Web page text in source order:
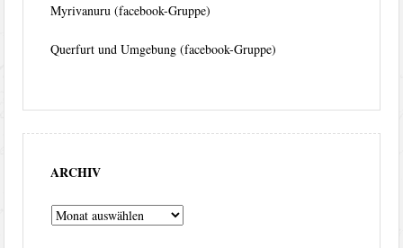
Myrivanuru (facebook-Gruppe)
Querfurt und Umgebung (facebook-Gruppe)
ARCHIV
Archiv